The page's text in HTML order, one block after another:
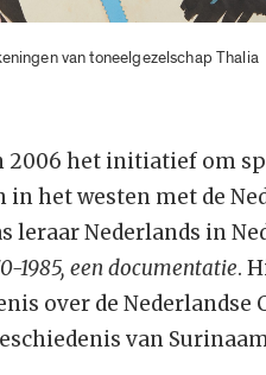
van toneelgezelschap Thalia
het initiatief om
het westen met de
leraar Nederlands in
1985, een documentatie.
over de Nederlandse
van